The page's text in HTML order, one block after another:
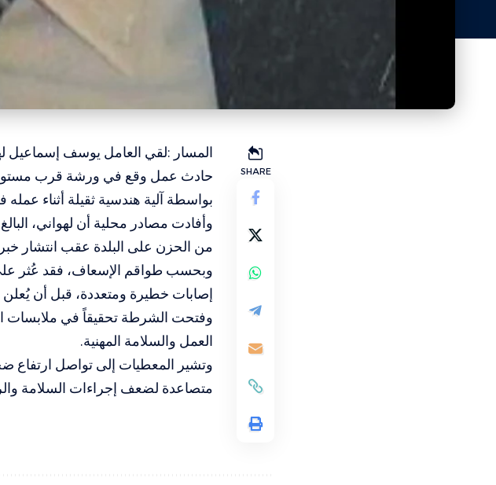
SHARE
المسار :لقي العامل يوسف إسماعيل
حادث عمل وقع في ورشة قرب
بواسطة آلية هندسية ثقيلة أثناء عمله
من الحزن على البلدة عقب انتشار خبر
وبحسب طواقم الإسعاف، فقد عُثر
إصابات خطيرة ومتعددة، قبل أن
وفتحت الشرطة تحقيقاً في ملابسات
العمل والسلامة المهنية.
وتشير المعطيات إلى تواصل ارتفاع
متصاعدة لضعف إجراءات السلامة